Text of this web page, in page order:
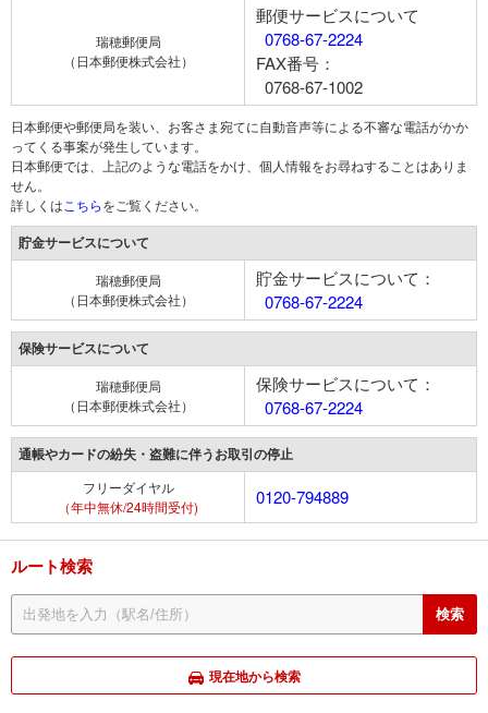
瑞穂郵便局
（日本郵便株式会社）
郵便サービスについて
0768-67-2224
FAX番号：
0768-67-1002
日本郵便や郵便局を装い、お客さま宛てに自動音声等による不審な電話がかか
ってくる事案が発生しています。
日本郵便では、上記のような電話をかけ、個人情報をお尋ねすることはありま
せん。
詳しくは こちらをご覧ください。
貯金サービスについて
瑞穂郵便局
（日本郵便株式会社）
貯金サービスについて：
0768-67-2224
保険サービスについて
瑞穂郵便局
（日本郵便株式会社）
保険サービスについて：
0768-67-2224
通帳やカードの紛失・盗難に伴うお取引の停止
フリーダイヤル
（年中無休/24時間受付)
0120-794889
ルート検索
現在地から検索